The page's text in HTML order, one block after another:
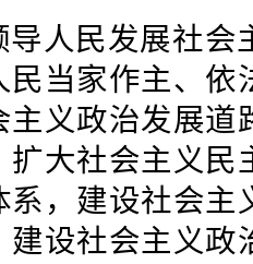
导人民发展社会
民当家作主、依
主义政治发展道
扩大社会主义民
系，建设社会主
建设社会主义政